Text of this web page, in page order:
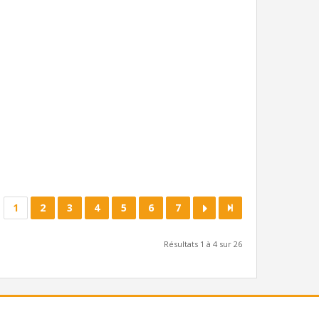
1 2 3 4 5 6 7
Résultats 1 à 4 sur 26